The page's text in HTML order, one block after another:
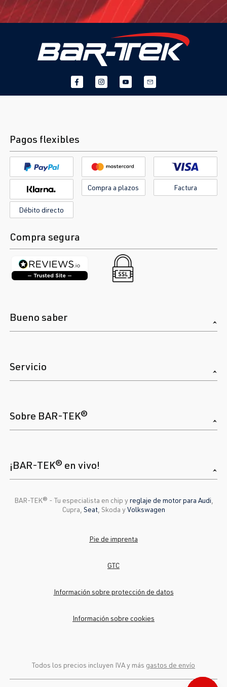
Pagos flexibles
Compra a plazos Factura
Débito directo
Compra segura
Bueno saber
Servicio
Sobre BAR-TEK®
¡BAR-TEK® en vivo!
BAR-TEK®️ - Tu especialista en chip yreglaje de motor para Audi
Cupra, Seat, Skoda yVolkswagen
Todos los precios incluyen IVA y más gastos de envío
Pie de imprenta
GTC
Información sobre protección de datos
Información sobre cookies